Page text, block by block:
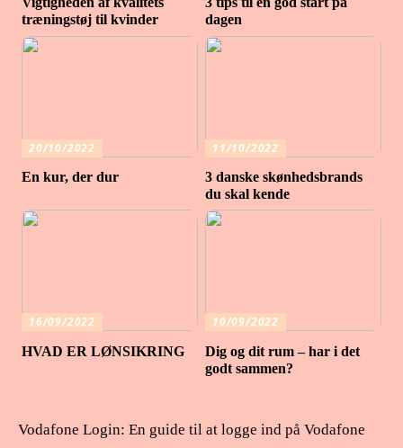
træningstøj til kvinder
dagen
20/10/2022
En kur, der dur
11/10/2022
3 danske skønhedsbrands
du skal kende
16/09/2022
HVAD ER LØNSIKRING
10/09/2022
Dig og dit rum – har i det
godt sammen?
Vodafone Login: En guide til at logge ind på Vodafone